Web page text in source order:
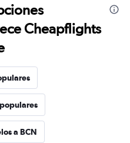
Cheapflights
a BCN